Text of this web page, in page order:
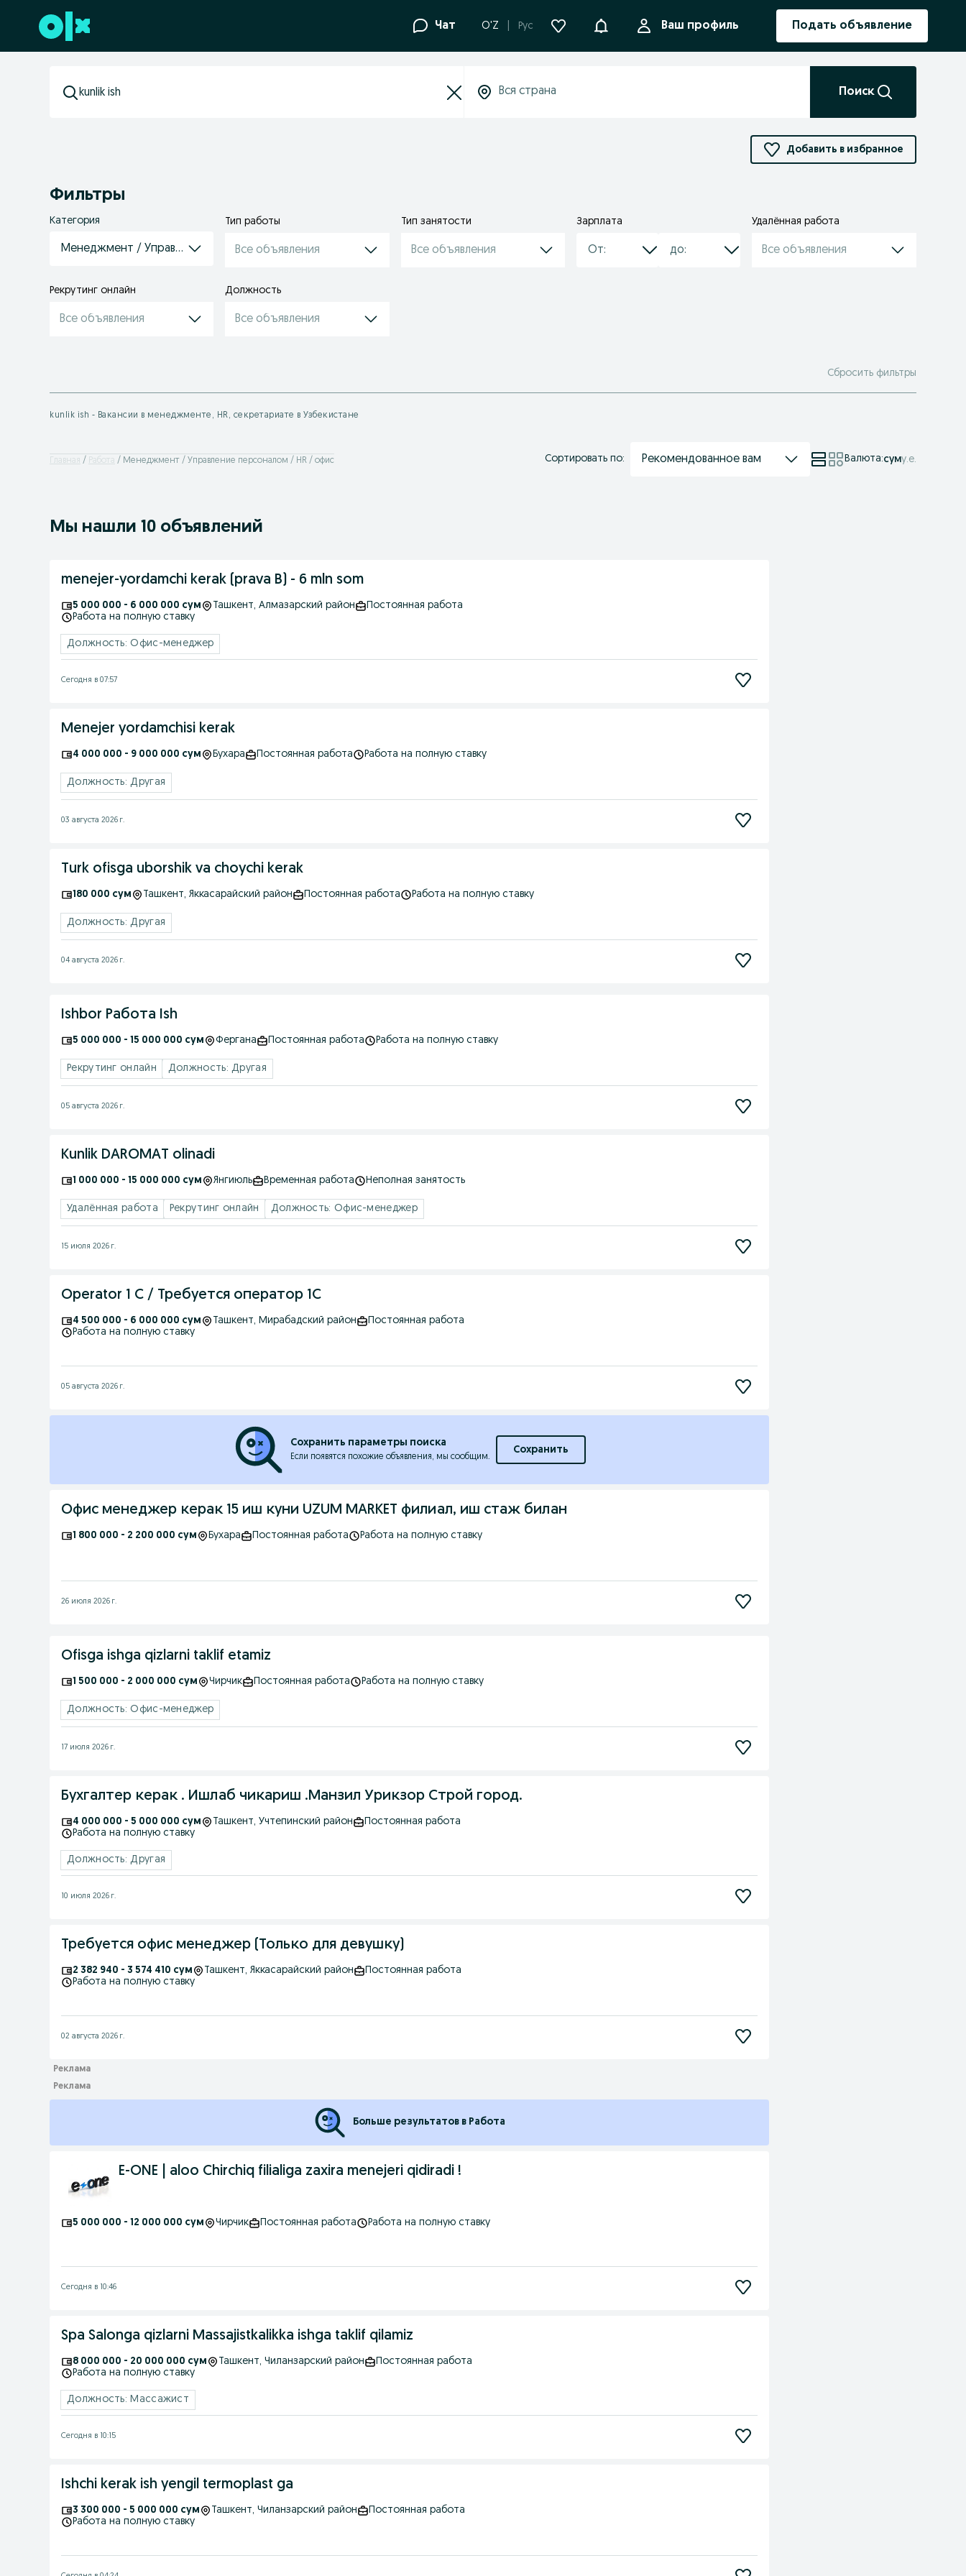
Перейти к нижнему колонтитулу Чат O'Z Рус УведомленияВаш профиль Подать объявление
Поиск
Добавить в избранное
Фильтры
Категория
Менеджмент / Управление персоналом / HR / офис
Тип работы
Все объявления
Тип занятости
Все объявления
Зарплата Удалённая работа
Все объявления
Рекрутинг онлайн
Все объявления
Должность
Все объявления
Сбросить фильтры
kunlik ish - Вакансии в менеджменте, HR, секретариате в Узбекистане
Главная Работа Менеджмент / Управление персоналом / HR / офис Сортировать по: Рекомендованное вам Валюта:суму.е.
Мы нашли 10 объявлений
menejer-yordamchi kerak (prava B) - 6 mln som
5 000 000 - 6 000 000 сум Ташкент, Алмазарский район
Постоянная работа
Работа на полную ставку
Должность: Офис-менеджер
Сегодня в 07:57
Menejer yordamchisi kerak
4 000 000 - 9 000 000 сум Бухара Постоянная работа Работа на полную ставку
Должность: Другая
03 августа 2026 г.
Turk ofisga uborshik va choychi kerak
180 000 сум Ташкент, Яккасарайский район Постоянная работа Работа на полную ставку
Должность: Другая
04 августа 2026 г.
Ishbor Работа Ish
5 000 000 - 15 000 000 сум Фергана Постоянная работа Работа на полную ставку
Рекрутинг онлайн Должность: Другая
05 августа 2026 г.
Kunlik DAROMAT olinadi
1 000 000 - 15 000 000 сум Янгиюль Временная работа Неполная занятость
Удалённая работа Рекрутинг онлайн Должность: Офис-менеджер
15 июля 2026 г.
Operator 1 C / Требуется оператор 1С
4 500 000 - 6 000 000 сум Ташкент, Мирабадский район
Постоянная работа
Работа на полную ставку
05 августа 2026 г.
Сохранить параметры поиска
Если появятся похожие объявления, мы сообщим.
Сохранить
Офис менеджер керак 15 иш куни UZUM MARKET филиал, иш стаж билан
1 800 000 - 2 200 000 сум Бухара Постоянная работа Работа на полную ставку
26 июля 2026 г.
Ofisga ishga qizlarni taklif etamiz
1 500 000 - 2 000 000 сум Чирчик Постоянная работа Работа на полную ставку
Должность: Офис-менеджер
17 июля 2026 г.
Бухгалтер керак . Ишлаб чикариш .Манзил Урикзор Строй город.
4 000 000 - 5 000 000 сум Ташкент, Учтепинский район
Постоянная работа
Работа на полную ставку
Должность: Другая
10 июля 2026 г.
Требуется офис менеджер (Только для девушку)
2 382 940 - 3 574 410 сум Ташкент, Яккасарайский район
Постоянная работа
Работа на полную ставку
02 августа 2026 г.
Больше результатов в Работа
E-ONE | aloo Chirchiq filialiga zaxira menejeri qidiradi !
5 000 000 - 12 000 000 сум Чирчик Постоянная работа Работа на полную ставку
Сегодня в 10:46
Spa Salonga qizlarni Massajistkalikka ishga taklif qilamiz
8 000 000 - 20 000 000 сум Ташкент, Чиланзарский район
Постоянная работа
Работа на полную ставку
Должность: Массажист
Сегодня в 10:15
Ishchi kerak ish yengil termoplast ga
3 300 000 - 5 000 000 сум Ташкент, Чиланзарский район
Постоянная работа
Работа на полную ставку